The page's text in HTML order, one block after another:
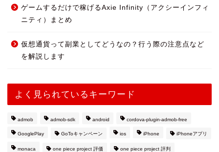
ゲームするだけで稼げるAxie Infinity（アクシーインフィ
ニティ）まとめ
仮想通貨って副業としてどうなの？行う際の注意点など
を解説します
よく見られているキーワード
admob admob-sdk android cordova-plugin-admob-free
GooglePlay GoToキャンペーン ios iPhone iPhoneアプリ
monaca one piece project 評価 one piece project 評判